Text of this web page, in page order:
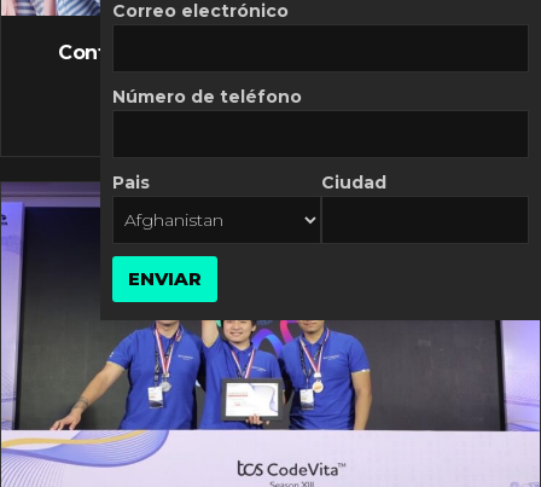
FLASH NEWS
Controversia de Mercado Libre por costos
10 MARZO, 2026
Correo electrónico
Número de teléfono
Pais Ciudad
ENVIAR